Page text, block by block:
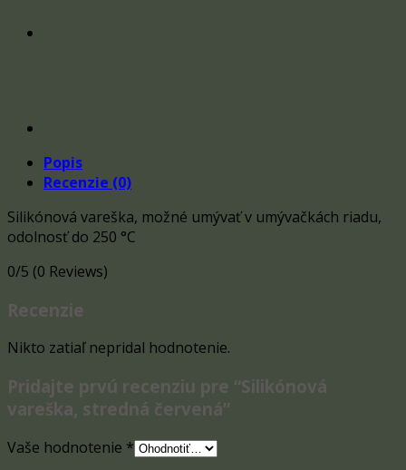
Popis
Recenzie (0)
Silikónová vareška, možné umývať v umývačkách riadu,
odolnosť do 250 °C
0/5 (0 Reviews)
Recenzie
Nikto zatiaľ nepridal hodnotenie.
Pridajte prvú recenziu pre “Silikónová
vareška, stredná červená”
Vaše hodnotenie *